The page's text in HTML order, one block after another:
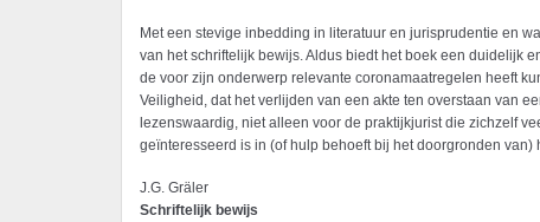
Met een stevige inbedding in literatuur en jurisprudentie en
van het schriftelijk bewijs. Aldus biedt het boek een duidelijk
de voor zijn onderwerp relevante coronamaatregelen heeft
Veiligheid, dat het verlijden van een akte ten overstaan van
lezenswaardig, niet alleen voor de praktijkjurist die zichzelf
geïnteresseerd is in (of hulp behoeft bij het doorgronden
J.G. Gräler
Schriftelijk bewijs